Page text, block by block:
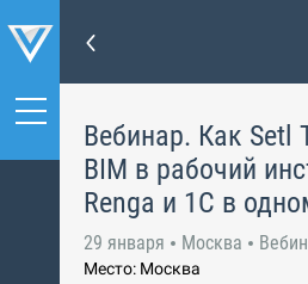
Вебинар. Как Setl
BIM в рабочий
Renga и 1С в
29 января Москва
Место: Москва